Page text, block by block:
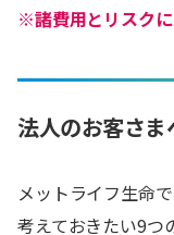
※諸費用とリスクに
法人のお客さま
メットライフ生命
考えておきたい9つ